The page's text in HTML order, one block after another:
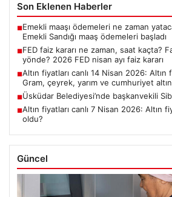
Son Eklenen Haberler
■Emekli maaşı ödemeleri ne zaman
Emekli Sandığı maaş ödemeleri başladı
■FED faiz kararı ne zaman, saat kaçta?
yönde? 2026 FED nisan ayı faiz kararı
■Altın fiyatları canlı 14 Nisan 2026: Altın
Gram, çeyrek, yarım ve cumhuriyet
■Üsküdar Belediyesi’nde başkanvekili
■Altın fiyatları canlı 7 Nisan 2026: Altın
oldu?
Güncel